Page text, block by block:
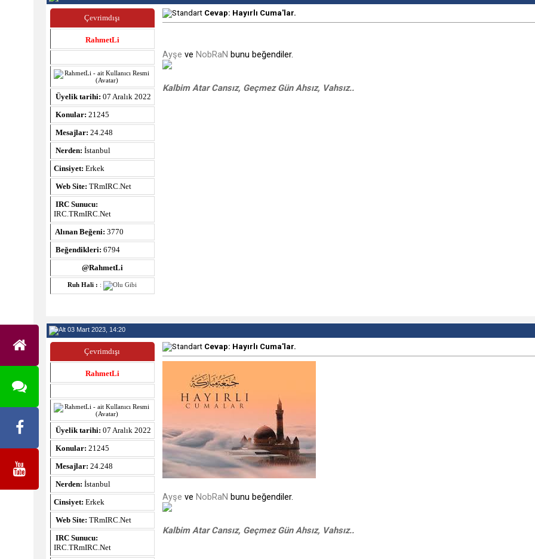
Çevrimdışı
RahmetLi
Üyelik tarihi: 07 Aralık 2022
Konular: 21245
Mesajlar: 24.248
Nerden: İstanbul
Cinsiyet: Erkek
Web Site: TRmIRC.Net
IRC Sunucu:
IRC.TRmIRC.Net
Alınan Beğeni: 3770
Beğendikleri: 6794
@RahmetLi
Ruh Hali : :
Cevap: Hayırlı Cuma'lar.
Ayşe ve NobRaN bunu beğendiler.
Kalbim Atar Cansız, Geçmez Gün Ahsız, Vahsız..
03 Mart 2023, 14:20
Çevrimdışı
RahmetLi
Üyelik tarihi: 07 Aralık 2022
Konular: 21245
Mesajlar: 24.248
Nerden: İstanbul
Cinsiyet: Erkek
Web Site: TRmIRC.Net
IRC Sunucu:
IRC.TRmIRC.Net
Cevap: Hayırlı Cuma'lar.
Ayşe ve NobRaN bunu beğendiler.
Kalbim Atar Cansız, Geçmez Gün Ahsız, Vahsız..